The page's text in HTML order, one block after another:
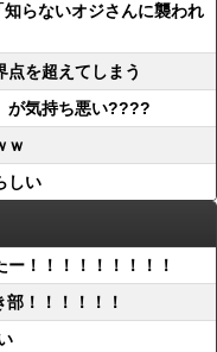
知らないオジさんに襲われ
点を超えてしまう
が気持ち悪い????
ｗ
しい
ー！！！！！！！！！
！！！！！！